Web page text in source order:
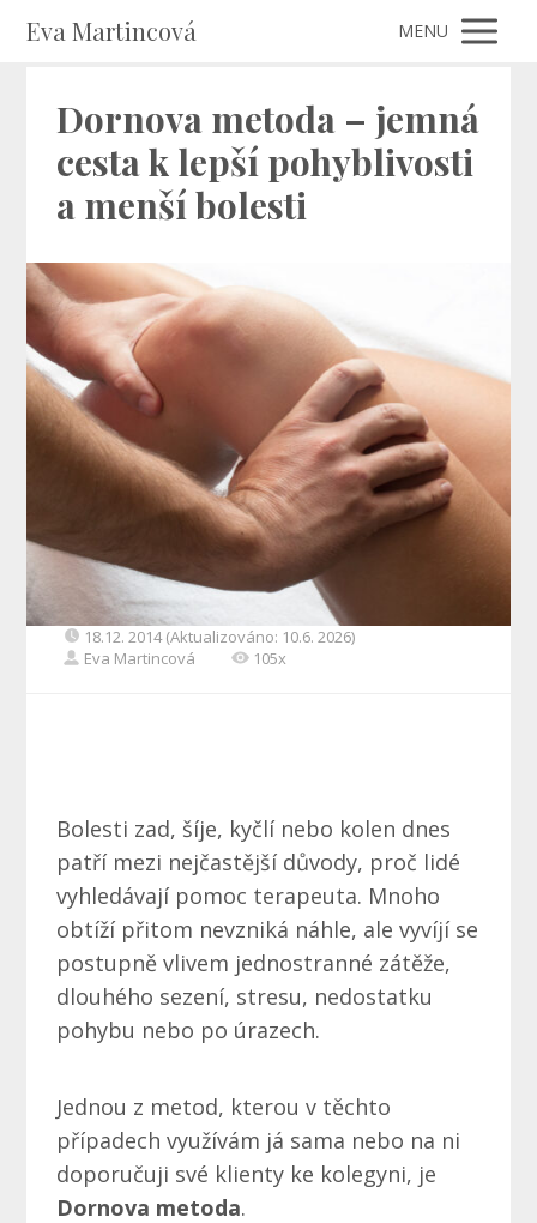
Eva Martincová MENU
Dornova metoda – jemná
cesta k lepší pohyblivosti
a menší bolesti
18.12. 2014 (Aktualizováno: 10.6. 2026)
Eva Martincová
105x
Bolesti zad, šíje, kyčlí nebo kolen dnes
patří mezi nejčastější důvody, proč lidé
vyhledávají pomoc terapeuta. Mnoho
obtíží přitom nevzniká náhle, ale vyvíjí se
postupně vlivem jednostranné zátěže,
dlouhého sezení, stresu, nedostatku
pohybu nebo po úrazech.
Jednou z metod, kterou v těchto
případech využívám já sama nebo na ni
doporučuji své klienty ke kolegyni, je
Dornova metoda.